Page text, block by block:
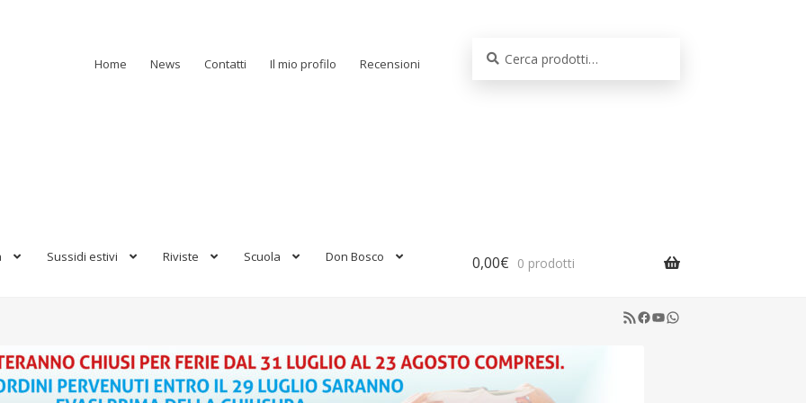
Home News Contatti Il mio profilo Recensioni
Sussidi estivi Riviste Scuola Don Bosco 0,00€ 0 prodotti
RSS Feed
Facebook
YouTube
WhatsApp